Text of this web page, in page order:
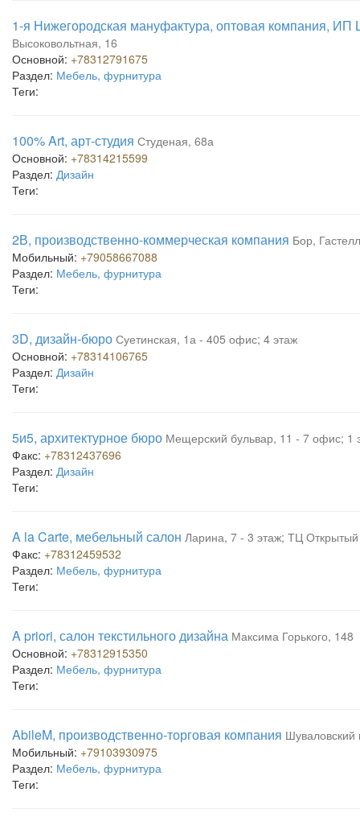
1-я Нижегородская мануфактура, оптовая компания,
Высоковольтная, 16
Основной: +78312791675
Раздел: Мебель, фурнитура
Теги:
100% Art, арт-студия Студеная, 68а
Основной: +78314215599
Раздел: Дизайн
Теги:
2В, производственно-коммерческая компания Бор,
Мобильный: +79058667088
Раздел: Мебель, фурнитура
Теги:
3D, дизайн-бюро Суетинская, 1а - 405 офис; 4 этаж
Основной: +78314106765
Раздел: Дизайн
Теги:
5и5, архитектурное бюро Мещерский бульвар, 11 - 7 офис; 1
Факс: +78312437696
Раздел: Дизайн
Теги:
A la Carte, мебельный салон Ларина, 7 - 3 этаж; ТЦ
Факс: +78312459532
Раздел: Мебель, фурнитура
Теги:
A priori, салон текстильного дизайна Максима Горького, 148
Основной: +78312915350
Раздел: Мебель, фурнитура
Теги:
AbileM, производственно-торговая компания Шуваловский
Мобильный: +79103930975
Раздел: Мебель, фурнитура
Теги: